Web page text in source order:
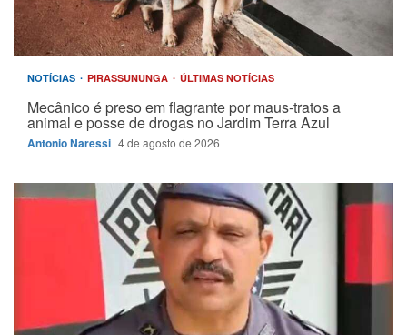
NOTÍCIAS PIRASSUNUNGA ÚLTIMAS NOTÍCIAS
Mecânico é preso em flagrante por maus-tratos a
animal e posse de drogas no Jardim Terra Azul
Antonio Naressi 4 de agosto de 2026